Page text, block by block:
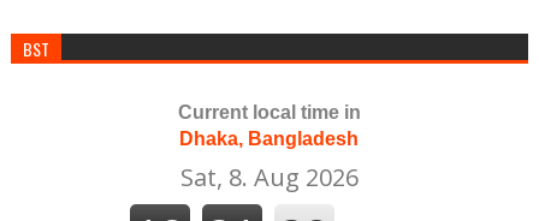
BST
Current local time in
Dhaka, Bangladesh